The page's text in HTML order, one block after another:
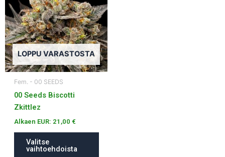
LOPPU VARASTOSTA
Fem. - 00 SEEDS
00 Seeds Biscotti
Zkittlez
Alkaen EUR: 21,00 €
Valitse
vaihtoehdoista
useampi
muunnelma.
Voit
valinnat
tuotteen
sivulla.